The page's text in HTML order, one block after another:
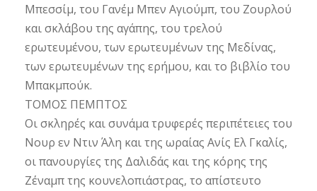
Μπεσσίμ, του Γανέμ Μπεν Αγιούμπ, του Ζουρλού
και σκλάβου της αγάπης, του τρελού
ερωτευμένου, των ερωτευμένων της Μεδίνας,
των ερωτευμένων της ερήμου, και το βιβλίο του
Μπακμπούκ.
ΤΟΜΟΣ ΠΕΜΠΤΟΣ
Οι σκληρές και συνάμα τρυφερές περιπέτειες του
Νουρ εν Ντιν Άλη και της ωραίας Ανίς Ελ Γκαλίς,
οι πανουργίες της Δαλιδάς και της κόρης της
Ζέναμπ της κουνελοπιάστρας, το απίστευτο